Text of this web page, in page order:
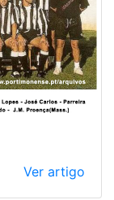
Ver artigo